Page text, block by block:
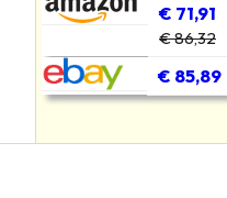
€ 71,91
€ 86,32
€ 85,89